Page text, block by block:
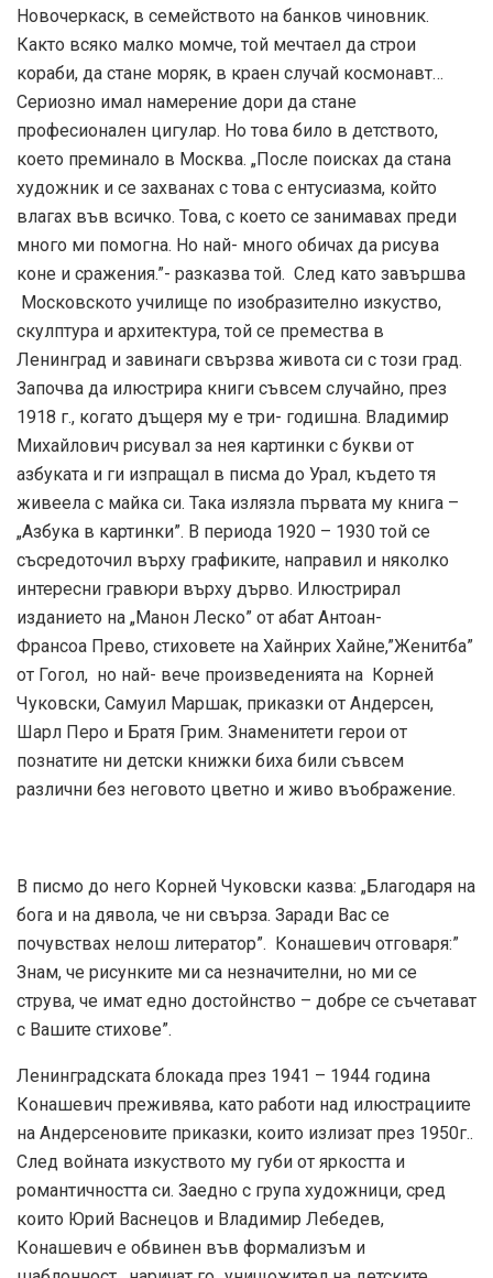
Новочеркаск, в семейството на банков чиновник.
Както всяко малко момче, той мечтаел да строи
кораби, да стане моряк, в краен случай космонавт…
Сериозно имал намерение дори да стане
професионален цигулар. Но това било в детството,
което преминало в Москва. „После поисках да стана
художник и се захванах с това с ентусиазма, който
влагах във всичко. Това, с което се занимавах преди
много ми помогна. Но най- много обичах да рисува
коне и сражения.”- разказва той. След като завършва
Московското училище по изобразително изкуство,
скулптура и архитектура, той се премества в
Ленинград и завинаги свързва живота си с този град.
Започва да илюстрира книги съвсем случайно, през
1918 г., когато дъщеря му е три- годишна. Владимир
Михайлович рисувал за нея картинки с букви от
азбуката и ги изпращал в писма до Урал, където тя
живеела с майка си. Така излязла първата му книга –
„Азбука в картинки”. В периода 1920 – 1930 той се
съсредоточил върху графиките, направил и няколко
интересни гравюри върху дърво. Илюстрирал
изданието на „Манон Леско” от абат Антоан-
Франсоа Прево, стиховете на Хайнрих Хайне,”Женитба”
от Гогол, но най- вече произведенията на Корней
Чуковски, Самуил Маршак, приказки от Андерсен,
Шарл Перо и Братя Грим. Знаменитети герои от
познатите ни детски книжки биха били съвсем
различни без неговото цветно и живо въображение.
В писмо до него Корней Чуковски казва: „Благодаря на
бога и на дявола, че ни свърза. Заради Вас се
почувствах нелош литератор”. Конашевич отговаря:”
Знам, че рисунките ми са незначителни, но ми се
струва, че имат едно достойнство – добре се съчетават
с Вашите стихове”.
Ленинградската блокада през 1941 – 1944 година
Конашевич преживява, като работи над илюстрациите
на Андерсеновите приказки, които излизат през 1950г..
След войната изкуството му губи от яркостта и
романтичността си. Заедно с група художници, сред
които Юрий Васнецов и Владимир Лебедев,
Конашевич е обвинен във формализъм и